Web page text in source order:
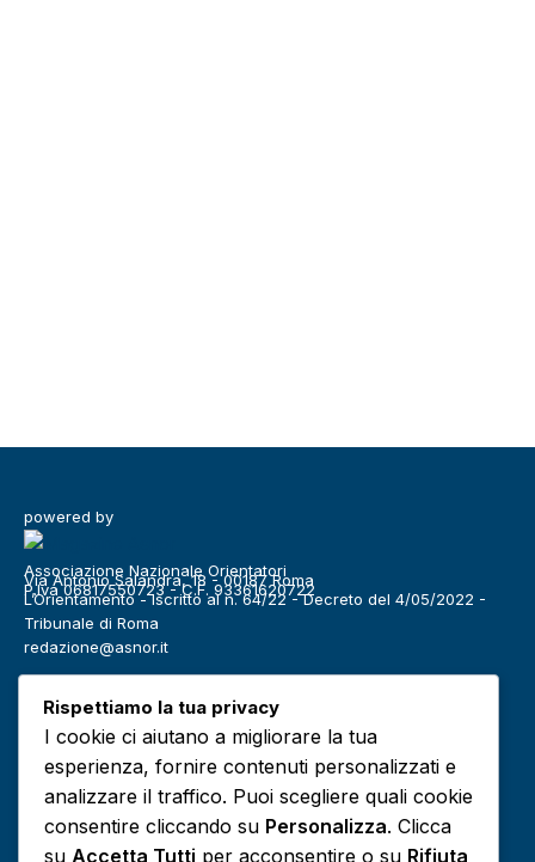
powered by
Associazione Nazionale Orientatori
Via Antonio Salandra, 18 - 00187 Roma
P.Iva 06817550723 - C.F. 93361620722
L’Orientamento - Iscritto al n. 64/22 - Decreto del 4/05/2022 -
Tribunale di Roma
redazione@asnor.it
Benessere Community
Europa Infografiche
Lavoro Media
Rispettiamo la tua privacy
I cookie ci aiutano a migliorare la tua
esperienza, fornire contenuti personalizzati e
analizzare il traffico. Puoi scegliere quali cookie
consentire cliccando su Personalizza. Clicca
su Accetta Tutti per acconsentire o su Rifiuta